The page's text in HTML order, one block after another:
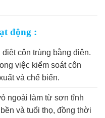
động :
côn trùng bằng điện.
việc kiểm soát côn
và chế biến.
ngoài làm từ sơn tĩnh
và tuổi thọ, đồng thời